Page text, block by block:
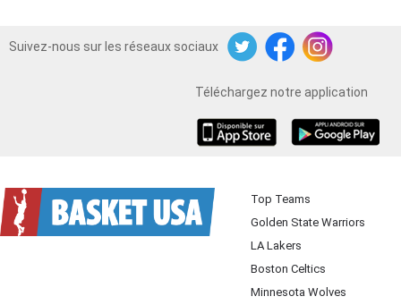
Suivez-nous sur les réseaux sociaux
TwitterFacebookInstagram
Téléchargez notre application
Top Teams
Golden State Warriors
LA Lakers
Boston Celtics
Minnesota Wolves